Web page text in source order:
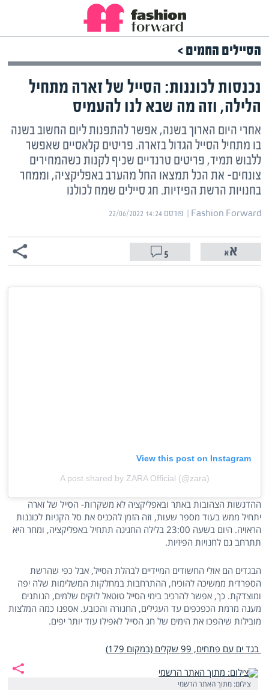
הסיילים החמים >
נכנסות לכוננות: הסייל של זארה מתחיל
הלילה, וזה מה שבא לנו להעמיס
אחרי היום הארוך בשנה, אפשר להתפנות ליום החשוב בשנה
בו מתחיל הסייל הגדול בזארה. פריטים קלאסיים שאפשר
ללבוש תמיד, פריטים טרנדיים שכיף לקנות כשהמחירים
צונחים- את הכל תמצאו החל מהערב באפליקציה, וממחר
בחנויות הרשת הפיזיות. חג סיילים שמח לכולנו
Fashion Forward | ‏ פורסם ‎22/06/2022 14:24
5
View this post on Instagram
A post shared by ZARA Official (@zara)
ההדגשות הצהובות באתר ובאפליקציה לא משקרות- הסייל של זארה
יתחיל ממש בעוד מספר שעות, וזה הזמן להכניס את סל הקניות לכוננות
הראויה. היום בשעה 23:00 בלילה החגיגה תתחיל באפליקציה, ומחר היא
תתרחב גם לחנויות הפיזיות.
הבגדים הם אולי החשודים המיידיים לבהלת הסייל, אבל כפי שהרשת
הספרדית ממשיכה להוכיח, ההתרחבות במחלקות המשלימות שלה יפה
ומוצדקת. כך, אפשר להרכיב בימי הסייל טוטאל לוקים שלמים, הנותנים
מענה מרמת הכפכפים עד העגילים, החגורה והכובע. אספנו כמה המלצות
מובילות שיהפכו את הימים של חג הסייל לאפילו עוד יותר יפים.
בגד ים עם פתחים, 99 שקלים (במקום 179)
צילום: מתוך האתר הרשמי